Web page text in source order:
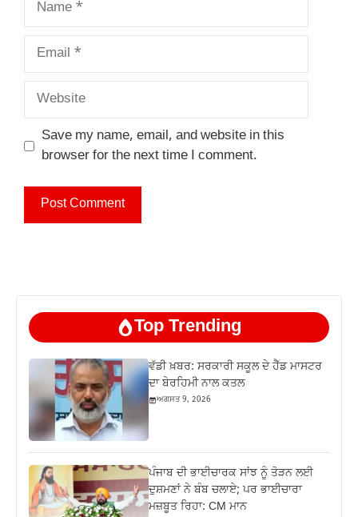
Email
Website
Save my name, email, and website in this
browser for the next time I comment.
Top Trending
ਵੱਡੀ ਖ਼ਬਰ: ਸਰਕਾਰੀ ਸਕੂਲ ਦੇ ਹੈੱਡ ਮਾਸਟਰ
ਦਾ ਬੇਰਹਿਮੀ ਨਾਲ ਕਤਲ
ਅਗਸਤ 9, 2026
ਪੰਜਾਬ ਦੀ ਭਾਈਚਾਰਕ ਸਾਂਝ ਨੂੰ ਤੋੜਨ ਲਈ
ਦੁਸ਼ਮਣਾਂ ਨੇ ਬੰਬ ਚਲਾਏ; ਪਰ ਭਾਈਚਾਰਾ
ਮਜ਼ਬੂਤ ਰਿਹਾ: CM ਮਾਨ